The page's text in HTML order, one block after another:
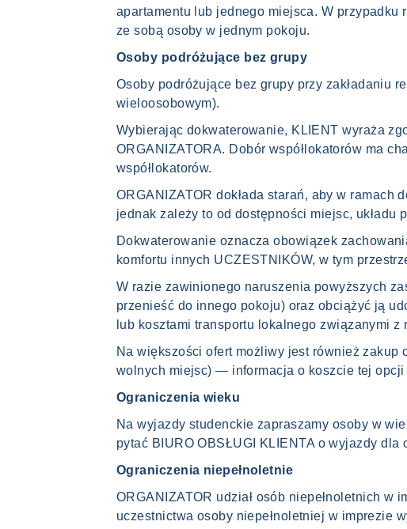
apartamentu lub jednego miejsca. W przypadku
ze sobą osoby w jednym pokoju.
Osoby podróżujące bez grupy
Osoby podróżujące bez grupy przy zakładaniu
wieloosobowym).
Wybierając dokwaterowanie, KLIENT wyraża
ORGANIZATORA. Dobór współlokatorów ma
współlokatorów.
ORGANIZATOR dokłada starań, aby w ramach
jednak zależy to od dostępności miejsc, układu
Dokwaterowanie oznacza obowiązek
komfortu innych UCZESTNIKÓW, w tym
W razie zawinionego naruszenia powyższych
przenieść do innego pokoju) oraz obciążyć ją
lub kosztami transportu lokalnego związanymi
Na większości ofert możliwy jest również zakup
wolnych miejsc) — informacja o koszcie tej
Ograniczenia wieku
Na wyjazdy studenckie zapraszamy osoby w
pytać BIURO OBSŁUGI KLIENTA o wyjazdy dla
Ograniczenia niepełnoletnie
ORGANIZATOR udział osób niepełnoletnich
uczestnictwa osoby niepełnoletniej w imprezie